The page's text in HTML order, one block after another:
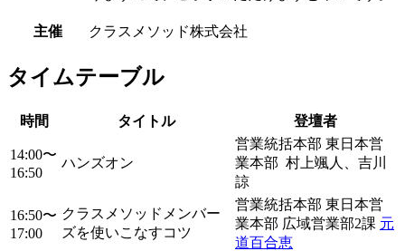
主催 クラスメソッド株式会社
タイムテーブル
時間 タイトル 登壇者
14:00〜
16:50
ハンズオン
営業統括本部 東日本営
業本部 村上颯人、吉川
諒
16:50〜
17:00
クラスメソッドメンバー
ズを使いこなすコツ
営業統括本部 東日本営
業本部 広域営業部2課 元
道百合恵